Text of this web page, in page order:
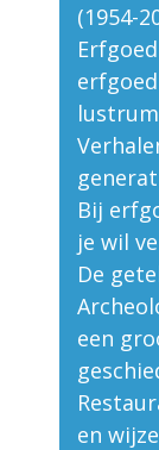
(1954-
Bij
je wil
De
een
en